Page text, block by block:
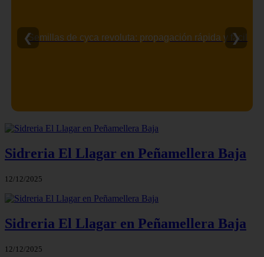
Semillas de cyca revoluta: propagación rápida y fácil
❮ ❯
Sidreria El Llagar en Peñamellera Baja
12/12/2025
Sidreria El Llagar en Peñamellera Baja
12/12/2025